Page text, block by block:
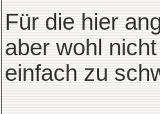
Für die hier
aber wohl
einfach zu